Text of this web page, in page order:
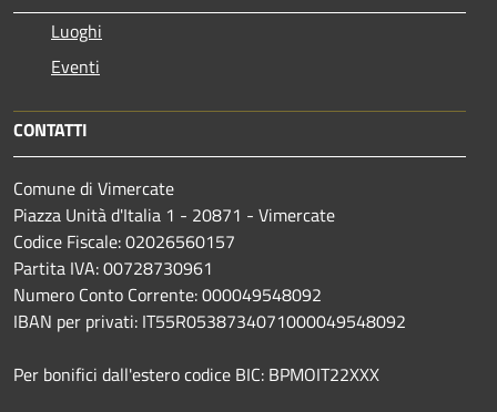
Luoghi
Eventi
CONTATTI
Comune di Vimercate
Piazza Unità d'Italia 1 - 20871 - Vimercate
Codice Fiscale: 02026560157
Partita IVA: 00728730961
Numero Conto Corrente: 000049548092
IBAN per privati: IT55R0538734071000049548092
Per bonifici dall'estero codice BIC: BPMOIT22XXX